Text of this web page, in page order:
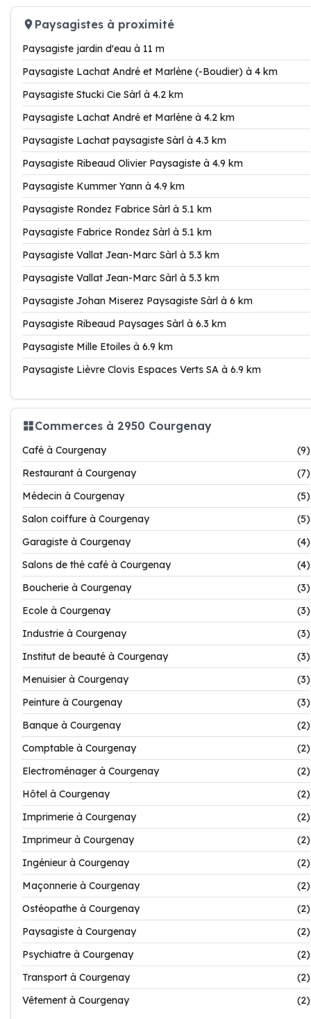
Paysagistes à proximité
Paysagiste jardin d'eau à 11 m
Paysagiste Lachat André et Marlène (-Boudier) à 4 km
Paysagiste Stucki Cie Sàrl à 4.2 km
Paysagiste Lachat André et Marlène à 4.2 km
Paysagiste Lachat paysagiste Sàrl à 4.3 km
Paysagiste Ribeaud Olivier Paysagiste à 4.9 km
Paysagiste Kummer Yann à 4.9 km
Paysagiste Rondez Fabrice Sàrl à 5.1 km
Paysagiste Fabrice Rondez Sàrl à 5.1 km
Paysagiste Vallat Jean-Marc Sàrl à 5.3 km
Paysagiste Vallat Jean-Marc Sàrl à 5.3 km
Paysagiste Johan Miserez Paysagiste Sàrl à 6 km
Paysagiste Ribeaud Paysages Sàrl à 6.3 km
Paysagiste Mille Etoiles à 6.9 km
Paysagiste Lièvre Clovis Espaces Verts SA à 6.9 km
Commerces à 2950 Courgenay
Café à Courgenay
(9)
Restaurant à Courgenay
(7)
Médecin à Courgenay
(5)
Salon coiffure à Courgenay
(5)
Garagiste à Courgenay
(4)
Salons de thé café à Courgenay
(4)
Boucherie à Courgenay
(3)
Ecole à Courgenay
(3)
Industrie à Courgenay
(3)
Institut de beauté à Courgenay
(3)
Menuisier à Courgenay
(3)
Peinture à Courgenay
(3)
Banque à Courgenay
(2)
Comptable à Courgenay
(2)
Electroménager à Courgenay
(2)
Hôtel à Courgenay
(2)
Imprimerie à Courgenay
(2)
Imprimeur à Courgenay
(2)
Ingénieur à Courgenay
(2)
Maçonnerie à Courgenay
(2)
Ostéopathe à Courgenay
(2)
Paysagiste à Courgenay
(2)
Psychiatre à Courgenay
(2)
Transport à Courgenay
(2)
Vêtement à Courgenay
(2)